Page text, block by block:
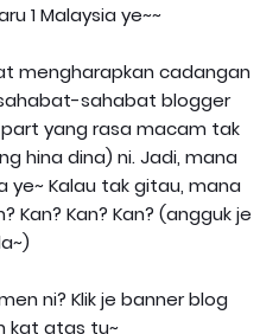
1 Malaysia ye~~
mengharapkan cadangan
sahabat blogger
yang rasa macam tak
hina dina) ni. Jadi, mana
Kalau tak gitau, mana
Kan? Kan? Kan? (angguk je
ni? Klik je banner blog
kat atas tu~